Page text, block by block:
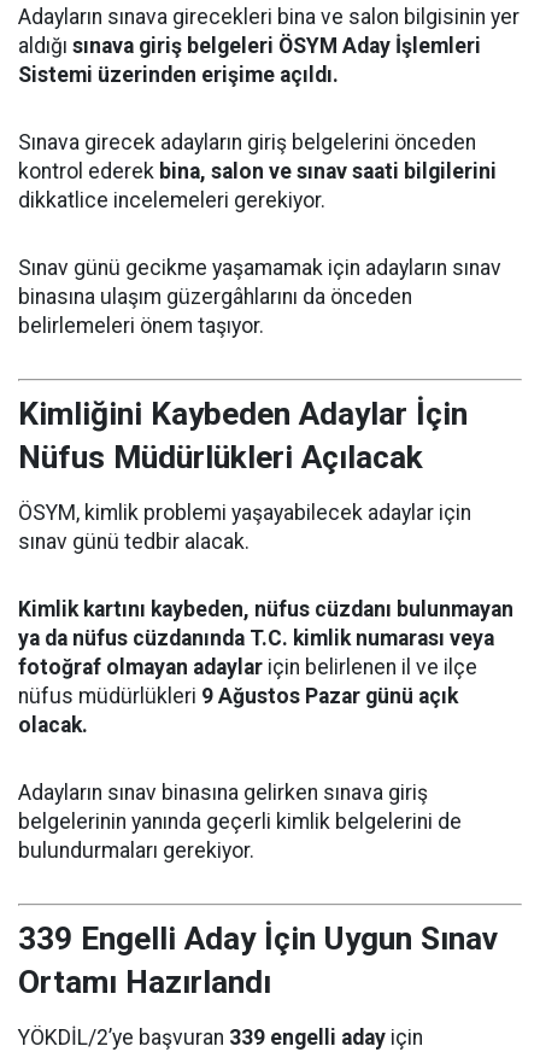
Adayların sınava girecekleri bina ve salon bilgisinin yer
aldığı sınava giriş belgeleri ÖSYM Aday İşlemleri
Sistemi üzerinden erişime açıldı.
Sınava girecek adayların giriş belgelerini önceden
kontrol ederek bina, salon ve sınav saati bilgilerini
dikkatlice incelemeleri gerekiyor.
Sınav günü gecikme yaşamamak için adayların sınav
binasına ulaşım güzergâhlarını da önceden
belirlemeleri önem taşıyor.
Kimliğini Kaybeden Adaylar İçin
Nüfus Müdürlükleri Açılacak
ÖSYM, kimlik problemi yaşayabilecek adaylar için
sınav günü tedbir alacak.
Kimlik kartını kaybeden, nüfus cüzdanı bulunmayan
ya da nüfus cüzdanında T.C. kimlik numarası veya
fotoğraf olmayan adaylar için belirlenen il ve ilçe
nüfus müdürlükleri 9 Ağustos Pazar günü açık
olacak.
Adayların sınav binasına gelirken sınava giriş
belgelerinin yanında geçerli kimlik belgelerini de
bulundurmaları gerekiyor.
339 Engelli Aday İçin Uygun Sınav
Ortamı Hazırlandı
YÖKDİL/2’ye başvuran 339 engelli aday için